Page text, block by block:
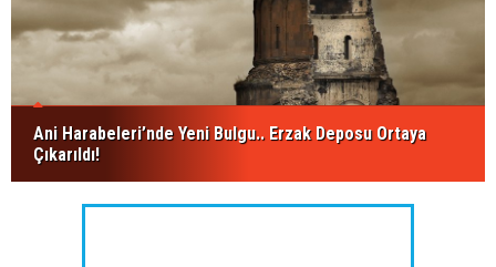
Ani Harabeleri’nde Yeni Bulgu.. Erzak Deposu Ortaya
Çıkarıldı!